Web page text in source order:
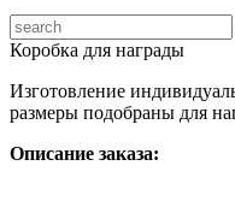
Коробка для награды
Изготовление
размеры подобраны для
Описание заказа: